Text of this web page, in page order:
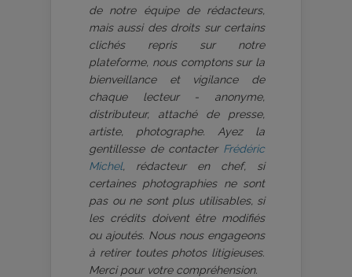
de notre équipe de rédacteurs,
mais aussi des droits sur certains
clichés repris sur notre
plateforme, nous comptons sur la
bienveillance et vigilance de
chaque lecteur - anonyme,
distributeur, attaché de presse,
artiste, photographe. Ayez la
gentillesse de contacter Frédéric
Michel, rédacteur en chef, si
certaines photographies ne sont
pas ou ne sont plus utilisables, si
les crédits doivent être modifiés
ou ajoutés. Nous nous engageons
à retirer toutes photos litigieuses.
Merci pour votre compréhension.